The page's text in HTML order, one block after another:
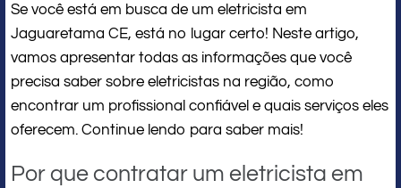
Se você está em busca de um eletricista em
Jaguaretama CE, está no lugar certo! Neste artigo,
vamos apresentar todas as informações que você
precisa saber sobre eletricistas na região, como
encontrar um profissional confiável e quais serviços eles
oferecem. Continue lendo para saber mais!
Por que contratar um eletricista em